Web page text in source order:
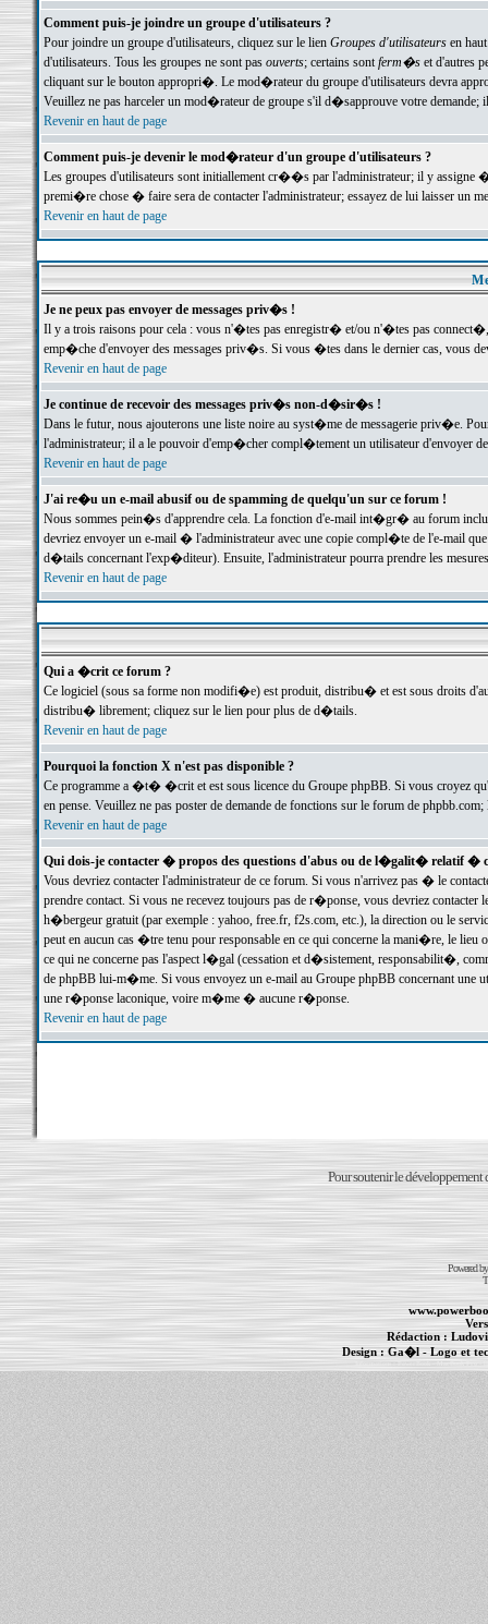
Comment puis-je joindre un groupe d'utilisateurs ?
Pour joindre un groupe d'utilisateurs, cliquez sur le lien Groupes d'utilisateursen haut
d'utilisateurs. Tous les groupes ne sont pas ouverts; certains sontferm�set d'autres
cliquant sur le bouton appropri�. Le mod�rateur du groupe d'utilisateurs devra
Veuillez ne pas harceler un mod�rateur de groupe s'il d�sapprouve votre demande;
Revenir en haut de page
Comment puis-je devenir le mod�rateur d'un groupe d'utilisateurs ?
Les groupes d'utilisateurs sont initiallement cr��s par l'administrateur; il y
premi�re chose � faire sera de contacter l'administrateur; essayez de lui laisser un
Revenir en haut de page
Je ne peux pas envoyer de messages priv�s !
Il y a trois raisons pour cela : vous n'�tes pas enregistr� et/ou n'�tes pas
emp�che d'envoyer des messages priv�s. Si vous �tes dans le dernier cas, vous
Revenir en haut de page
Je continue de recevoir des messages priv�s non-d�sir�s !
Dans le futur, nous ajouterons une liste noire au syst�me de messagerie priv�e.
l'administrateur; il a le pouvoir d'emp�cher compl�tement un utilisateur d'envoyer
Revenir en haut de page
J'ai re�u un e-mail abusif ou de spamming de quelqu'un sur ce forum !
Nous sommes pein�s d'apprendre cela. La fonction d'e-mail int�gr� au forum inclut
devriez envoyer un e-mail � l'administrateur avec une copie compl�te de l'e-mail
d�tails concernant l'exp�diteur). Ensuite, l'administrateur pourra prendre les
Revenir en haut de page
Qui a �crit ce forum ?
Ce logiciel (sous sa forme non modifi�e) est produit, distribu� et est sous droits
distribu� librement; cliquez sur le lien pour plus de d�tails.
Revenir en haut de page
Pourquoi la fonction X n'est pas disponible ?
Ce programme a �t� �crit et est sous licence du Groupe phpBB. Si vous croyez
en pense. Veuillez ne pas poster de demande de fonctions sur le forum de
Revenir en haut de page
Qui dois-je contacter � propos des questions d'abus ou de l�galit� relatif �
Vous devriez contacter l'administrateur de ce forum. Si vous n'arrivez pas � le
prendre contact. Si vous ne recevez toujours pas de r�ponse, vous devriez
h�bergeur gratuit (par exemple : yahoo, free.fr, f2s.com, etc.), la direction ou le
peut en aucun cas �tre tenu pour responsable en ce qui concerne la mani�re, le
ce qui ne concerne pas l'aspect l�gal (cessation et d�sistement, responsabilit�,
de phpBB lui-m�me. Si vous envoyez un e-mail au Groupe phpBB concernant une
une r�ponse laconique, voire m�me � aucune r�ponse.
Revenir en haut de page
Pour soutenir le développement
Powered
Rédaction :
Design :Ga�l- Logo et
Informations :